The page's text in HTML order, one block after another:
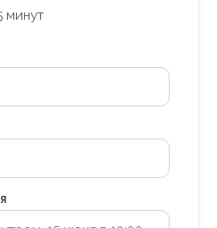
минут